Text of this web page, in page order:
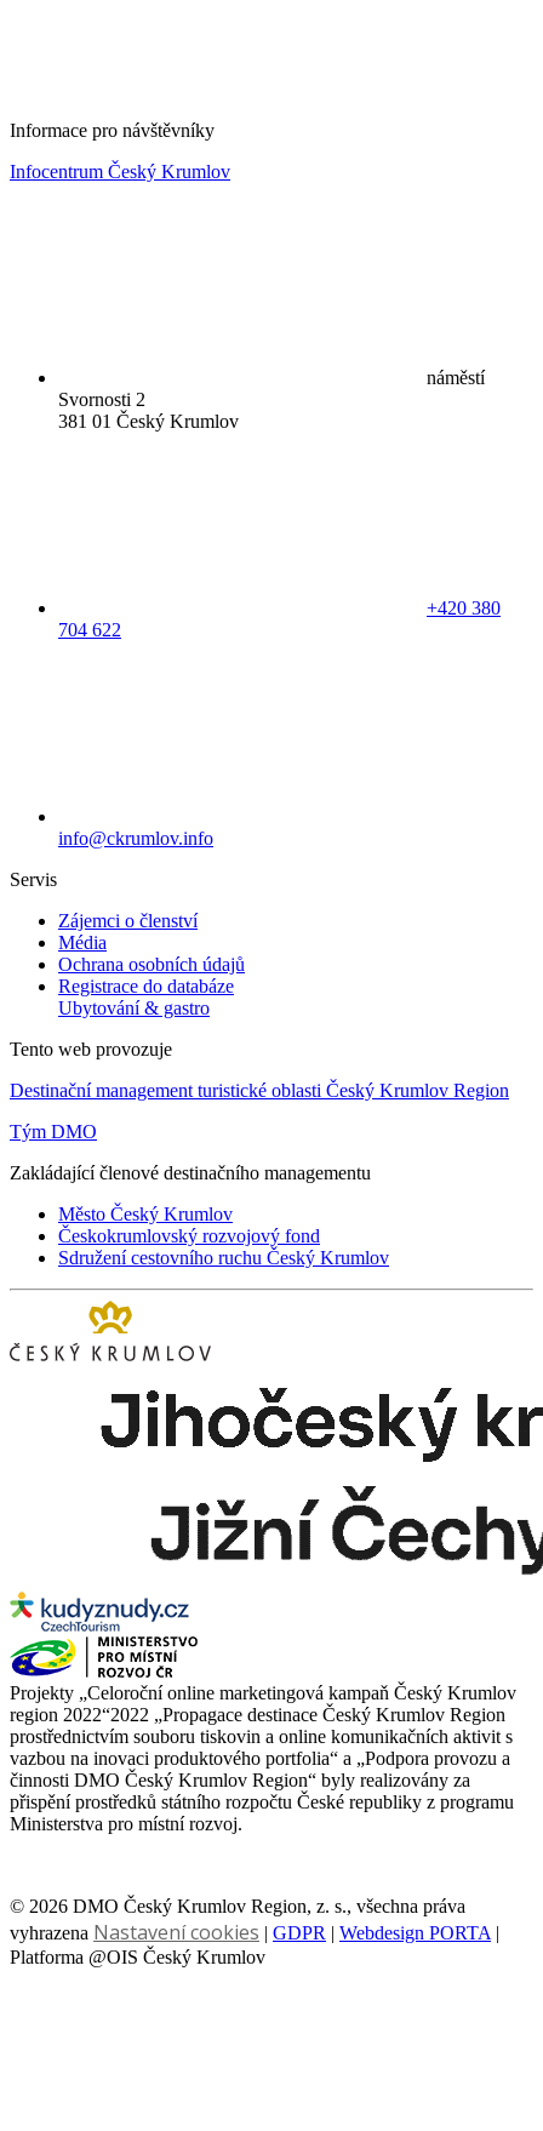
Informace pro návštěvníky
Infocentrum Český Krumlov
náměstí
Svornosti 2
381 01 Český Krumlov
+420 380
704 622
info@ckrumlov.info
Servis
Zájemci o členství
Média
Ochrana osobních údajů
Registrace do databáze
Ubytování & gastro
Tento web provozuje
Destinační management turistické oblasti Český Krumlov Region
Tým DMO
Zakládající členové destinačního managementu
Město Český Krumlov
Českokrumlovský rozvojový fond
Sdružení cestovního ruchu Český Krumlov
Projekty „Celoroční online marketingová kampaň Český Krumlov
region 2022“2022 „Propagace destinace Český Krumlov Region
prostřednictvím souboru tiskovin a online komunikačních aktivit s
vazbou na inovaci produktového portfolia“ a „Podpora provozu a
činnosti DMO Český Krumlov Region“ byly realizovány za
přispění prostředků státního rozpočtu České republiky z programu
Ministerstva pro místní rozvoj.
© 2026 DMO Český Krumlov Region, z. s., všechna práva
vyhrazena Nastavení cookies | GDPR | Webdesign PORTA |
Platforma @OIS Český Krumlov